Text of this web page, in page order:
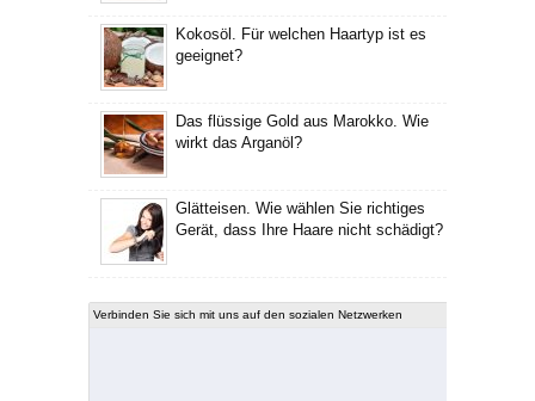
Kokosöl. Für welchen Haartyp ist es
geeignet?
Das flüssige Gold aus Marokko. Wie
wirkt das Arganöl?
Glätteisen. Wie wählen Sie richtiges
Gerät, dass Ihre Haare nicht schädigt?
Verbinden Sie sich mit uns auf den sozialen Netzwerken